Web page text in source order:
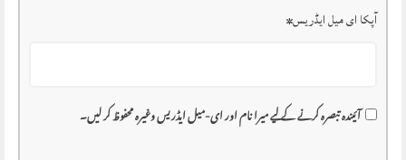
آپکا ای میل ایڈریس*
آئیندہ تبصرہ کرنے کے لیے میرا نام اور ای-میل ایڈریس وغیرہ محفوظ کر لیں۔